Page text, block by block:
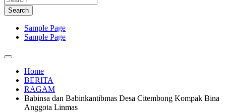
Search
Sample Page
Sample Page
Home
BERITA
RAGAM
Babinsa dan Babinkantibmas Desa Citembong Kompak Bina
Anggota Linmas